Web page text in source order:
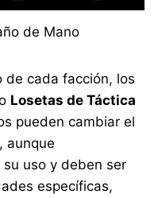
de Mano
de cada facción, los
Losetas de Táctica
pueden cambiar el
aunque
uso y deben ser
específicas,